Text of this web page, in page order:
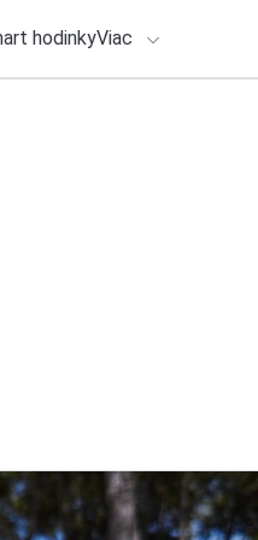
hodinkyViac